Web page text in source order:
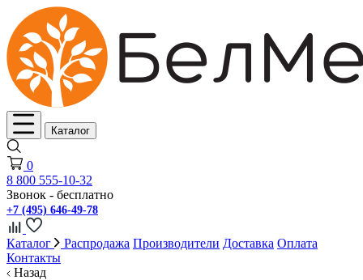
Каталог
0
8 800 555-10-32
Звонок - бесплатно
+7 (495) 646-49-78
Каталог Распродажа Производители Доставка Оплата
Контакты
Назад